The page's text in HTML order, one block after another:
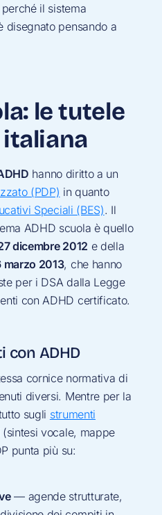
il sistema
disegnato pensando a
le tutele
italiana
hanno diritto a un
(PDP) in quanto
Speciali (BES). Il
ADHD scuola è quello
dicembre 2012 e della
marzo 2013, che hanno
per i DSA dalla Legge
con ADHD certificato.
con ADHD
cornice normativa di
diversi. Mentre per la
sugli strumenti
vocale, mappe
punta più su:
— agende strutturate,